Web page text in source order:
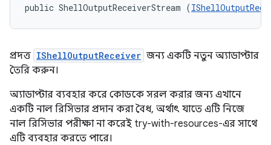
public ShellOutputReceiverStream (
প্রদত্ত IShellOutputReceiver জন্য একটি নতুন অ্যাডাপ্টার
তৈরি করুন।
অ্যাডাপ্টার ব্যবহার করে কোডকে সরল করার জন্য এখানে
একটি নাল রিসিভার প্রদান করা বৈধ, অর্থাৎ যাতে এটি নিজে
নাল রিসিভার পরীক্ষা না করেই try-with-resources-এর সাথে
এটি ব্যবহার করতে পারে।